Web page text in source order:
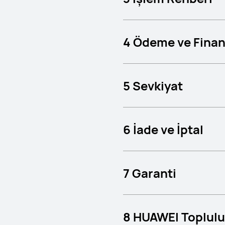
4 Ödeme ve
5 Sevkiyat
6 İade ve İptal
7 Garanti
8 HUAWEI